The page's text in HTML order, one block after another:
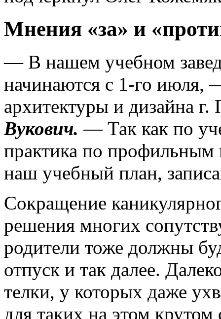
Мнения «за» и
— В нашем учебном
начинаются с 1-го июля,
архитектуры и дизайна
Вукович. — Так как по
практика по
наш учебный план,
Сокращение
решения многих
родители тоже должны
отпуск и так далее.
телки, у которых даже
для таких на этом крутом